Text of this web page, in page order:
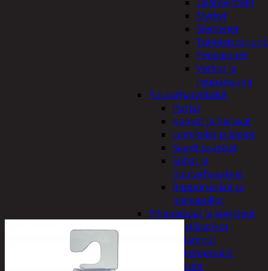
Myrkyt
Siemenet
Pensastuet
Verkot ja
reunanauha
Puutarhatyökalut
Harjat
Kuokat ja haravat
Lumikolat ja lapiot
Saavit ja astiat
Sahat ja
puutarhasakset
Reppuruiskut ja
painepullot
Pihapatsaat ja koristeet
Postilaatikot
Valaisimet ja lamput
Aurinkokennovalot
Koristevalot